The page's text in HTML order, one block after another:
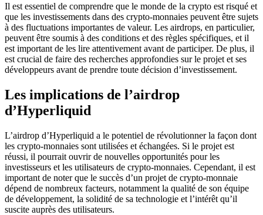
Il est essentiel de comprendre que le monde de la crypto est risqué et
que les investissements dans des crypto-monnaies peuvent être sujets
à des fluctuations importantes de valeur. Les airdrops, en particulier,
peuvent être soumis à des conditions et des règles spécifiques, et il
est important de les lire attentivement avant de participer. De plus, il
est crucial de faire des recherches approfondies sur le projet et ses
développeurs avant de prendre toute décision d’investissement.
Les implications de l’airdrop
d’Hyperliquid
L’airdrop d’Hyperliquid a le potentiel de révolutionner la façon dont
les crypto-monnaies sont utilisées et échangées. Si le projet est
réussi, il pourrait ouvrir de nouvelles opportunités pour les
investisseurs et les utilisateurs de crypto-monnaies. Cependant, il est
important de noter que le succès d’un projet de crypto-monnaie
dépend de nombreux facteurs, notamment la qualité de son équipe
de développement, la solidité de sa technologie et l’intérêt qu’il
suscite auprès des utilisateurs.